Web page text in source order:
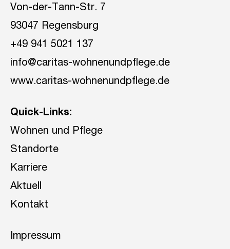
Von-der-Tann-Str. 7
93047 Regensburg
+49 941 5021 137
info@caritas-wohnenundpflege.de
www.caritas-wohnenundpflege.de
Quick-Links:
Wohnen und Pflege
Standorte
Karriere
Aktuell
Kontakt
Impressum